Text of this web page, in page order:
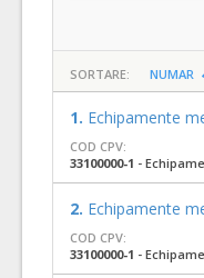
SORTARE: NUMAR
1. Echipamente
COD CPV:
33100000-1 -
2. Echipamente
COD CPV:
33100000-1 -